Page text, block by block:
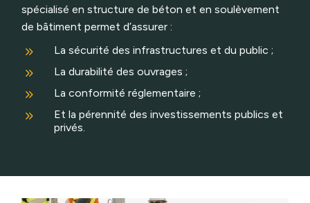
spécialisé en structure de béton et en soulèvement
de bâtiment permet d’assurer :
9 La sécurité des infrastructures et du public ;
9 La durabilité des ouvrages ;
9 La conformité réglementaire ;
9
Et la pérennité des investissements publics et
privés.